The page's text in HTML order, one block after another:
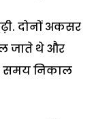
दोनों अकसर
जाते थे और
समय निकाल